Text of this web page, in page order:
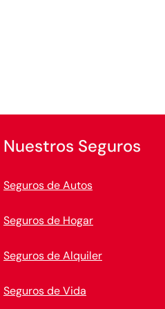
Nuestros Seguros
Seguros de Autos
Seguros de Hogar
Seguros de Alquiler
Seguros de Vida